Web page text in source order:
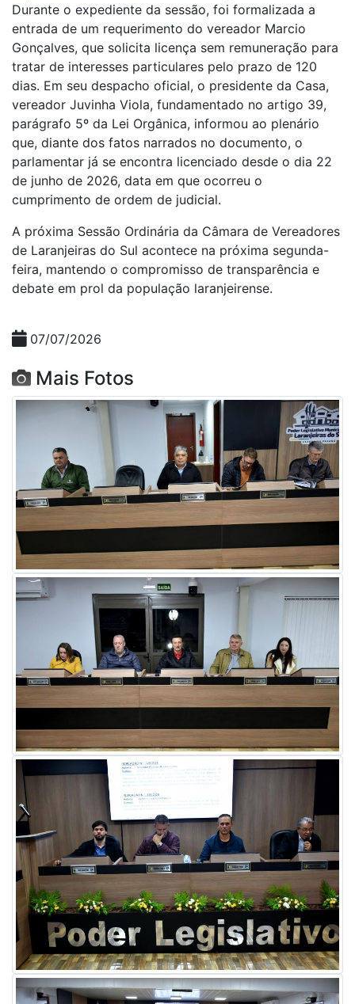
Durante o expediente da sessão, foi formalizada a
entrada de um requerimento do vereador Marcio
Gonçalves, que solicita licença sem remuneração para
tratar de interesses particulares pelo prazo de 120
dias. Em seu despacho oficial, o presidente da Casa,
vereador Juvinha Viola, fundamentado no artigo 39,
parágrafo 5º da Lei Orgânica, informou ao plenário
que, diante dos fatos narrados no documento, o
parlamentar já se encontra licenciado desde o dia 22
de junho de 2026, data em que ocorreu o
cumprimento de ordem de judicial.
A próxima Sessão Ordinária da Câmara de Vereadores
de Laranjeiras do Sul acontece na próxima segunda-
feira, mantendo o compromisso de transparência e
debate em prol da população laranjeirense.
07/07/2026
Mais Fotos